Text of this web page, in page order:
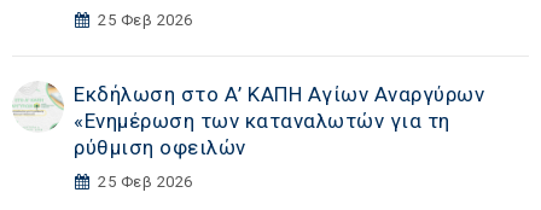
25 Φεβ 2026
Εκδήλωση στο Α’ ΚΑΠΗ Αγίων Αναργύρων
«Eνημέρωση των καταναλωτών για τη
ρύθμιση οφειλών
25 Φεβ 2026